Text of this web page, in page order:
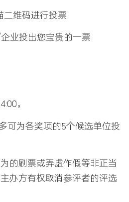
二维码进行投票
业投出您宝贵的一票
。
可为各奖项的5个候选单位投
的刷票或弄虚作假等非正当
办方有权取消参评者的评选